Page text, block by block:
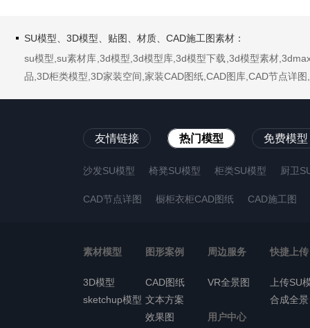
SU模型、3D模型、贴图、材质、CAD施工图素材：
su模型,su素材库,3d模型,3d模型库,3d模型下载,3d模型素材
品,3D柜类模型,3D家装空间,家装CAD图纸,CAD图库,CAD节点详
友情链接 热门模型 免费模型
沙发SU模型 椅凳SU模型 柜类SU模型 厨卫
CAD节点详图 橱柜衣柜CAD图纸 CAD施工图
素材模型
3D模型
sketchup模型
图形案例
CAD图纸
文本方案
效果图
周边服务
VR全景图
快捷上传
上传SU
合成全景
用户中心